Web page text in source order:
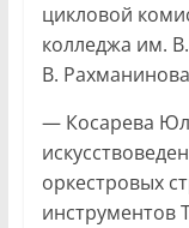
цикловой
колледжа им.
В.
— Косарева
оркестровых
инструментов